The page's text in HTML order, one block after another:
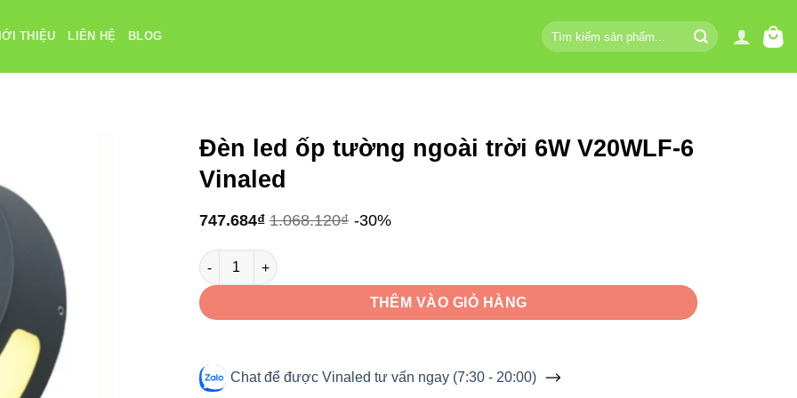
THIỆU LIÊN HỆ BLOG
Tìm
kiếm:
Đèn led ốp tường ngoài trời 6W V20WLF-6
Vinaled
747.684₫ 1.068.120₫ -30%
Đèn led ốp tường ngoài trời 6W V20WLF-6 Vinaled số lượng
THÊM VÀO GIỎ HÀNG
Chat để được Vinaled tư vấn ngay (7:30 - 20:00)